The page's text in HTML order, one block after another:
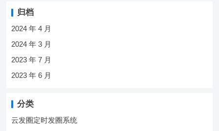
归档
2024 年 4 月
2024 年 3 月
2023 年 7 月
2023 年 6 月
分类
云发圈定时发圈系统